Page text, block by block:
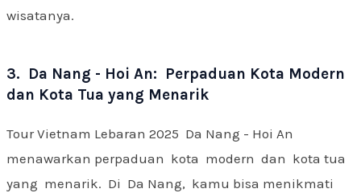
wisatanya.
3. Da Nang - Hoi An: Perpaduan Kota Modern
dan Kota Tua yang Menarik
Tour Vietnam Lebaran 2025 Da Nang - Hoi An
menawarkan perpaduan kota modern dan kota tua
yang menarik. Di Da Nang, kamu bisa menikmati